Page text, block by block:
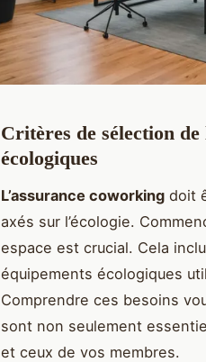
Critères de sélection de
écologiques
L’assurance coworking doit
axés sur l’écologie.
espace est crucial. Cela
équipements écologiques
Comprendre ces besoins
sont non seulement
et ceux de vos membres.